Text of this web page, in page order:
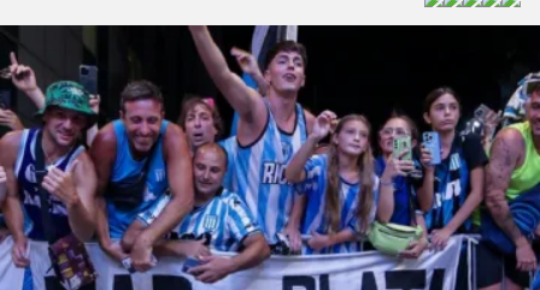
BETBOOM
CÓDIGO
DE
INDICAÇÃO
BET365
CÓDIGO
BETANO
PALMEIRAS
CORINTHIANS
SÃO
PAULO
SANTOS
A
LIBERTADORES
COPA
DO
BRASIL
MERCADO
DA
BOLA
PALPITES
Acesse o perfil do autor
no Twitter